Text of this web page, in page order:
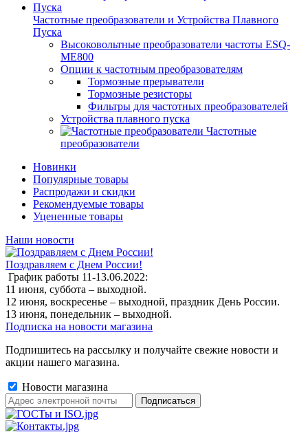
Частотные преобразователи и Устройства Плавного
Пуска
Высоковольтные преобразователи частоты ESQ-
ME800
Опции к частотным преобразователям
Тормозные прерыватели
Тормозные резисторы
Фильтры для частотных преобразователей
Устройства плавного пуска
Частотные
преобразователи
Новинки
Популярные товары
Распродажи и скидки
Рекомендуемые товары
Уцененные товары
Наши новости
Поздравляем с Днем России!
График работы 11-13.06.2022:
11 июня, суббота – выходной.
12 июня, воскресенье – выходной, праздник День России.
13 июня, понедельник – выходной.
Подписка на новости магазина
Подпишитесь на рассылку и получайте свежие новости и
акции нашего магазина.
Новости магазина